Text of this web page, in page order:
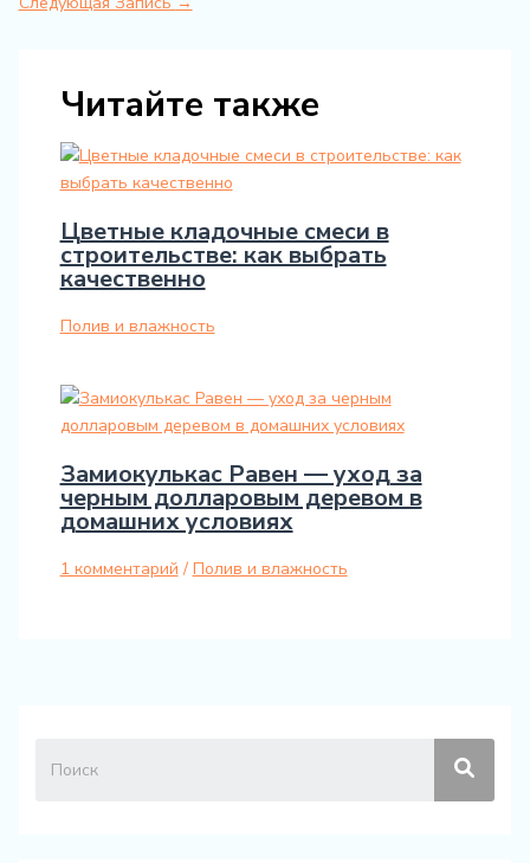
Читайте также
Цветные кладочные смеси в
строительстве: как выбрать
качественно
Полив и влажность
Замиокулькас Равен — уход за
черным долларовым деревом в
домашних условиях
1 комментарий / Полив и влажность